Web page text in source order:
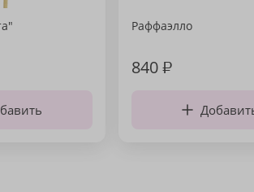
Раффаэлло
840₽